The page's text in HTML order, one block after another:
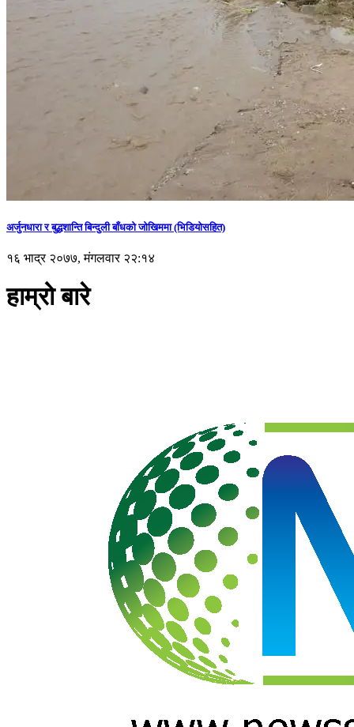
अर्जुनधारा र बुद्धशान्ति बिन्दुली बाँधको जोखिममा (भिडियाेसहित)
१६ भाद्र २०७७, मंगलवार २२:१४
हाम्रो बारे